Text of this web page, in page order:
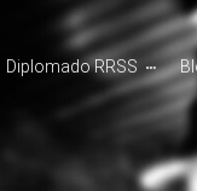
Diplomado RRSS